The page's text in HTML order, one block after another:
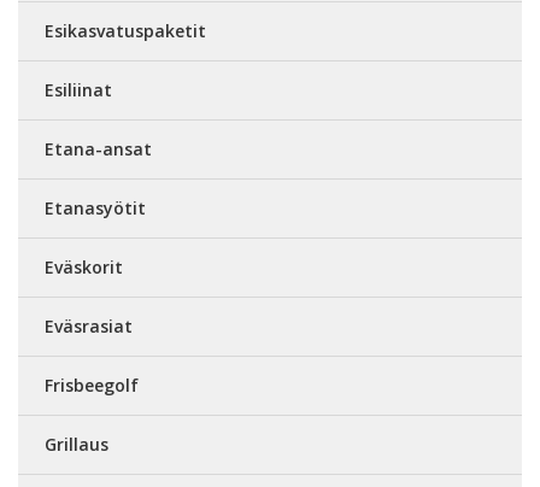
Esikasvatuspaketit
Esiliinat
Etana-ansat
Etanasyötit
Eväskorit
Eväsrasiat
Frisbeegolf
Grillaus